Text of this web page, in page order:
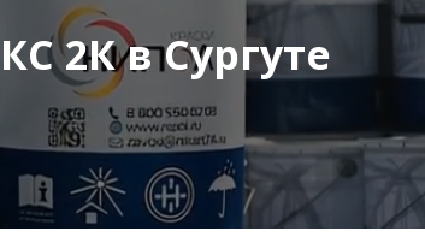
2К в Сургуте